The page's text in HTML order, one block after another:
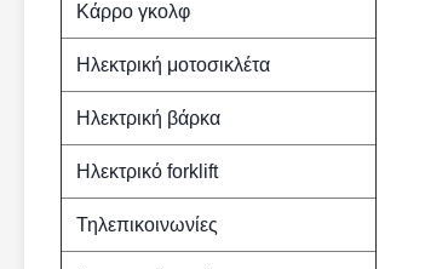
Κάρρο γκολφ
Ηλεκτρική μοτοσικλέτα
Ηλεκτρική βάρκα
Ηλεκτρικό forklift
Τηλεπικοινωνίες